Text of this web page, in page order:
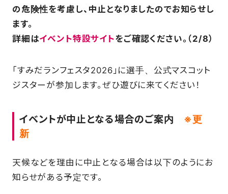
マイページはこちら
CSR
SCHOOL
PARTNERS
SHOP
の危険性を考慮し、中止となりましたのでお知らせし
ます。
詳細はイベント特設サイトをご確認ください。（2/8）
「すみだランフェスタ2026」に選手、公式マスコット
ジスターが参加します。ぜひ遊びに来てください！
イベントが中止となる場合のご案内 ※更
新
天候などを理由に中止となる場合は以下のようにお
知らせがある予定です。